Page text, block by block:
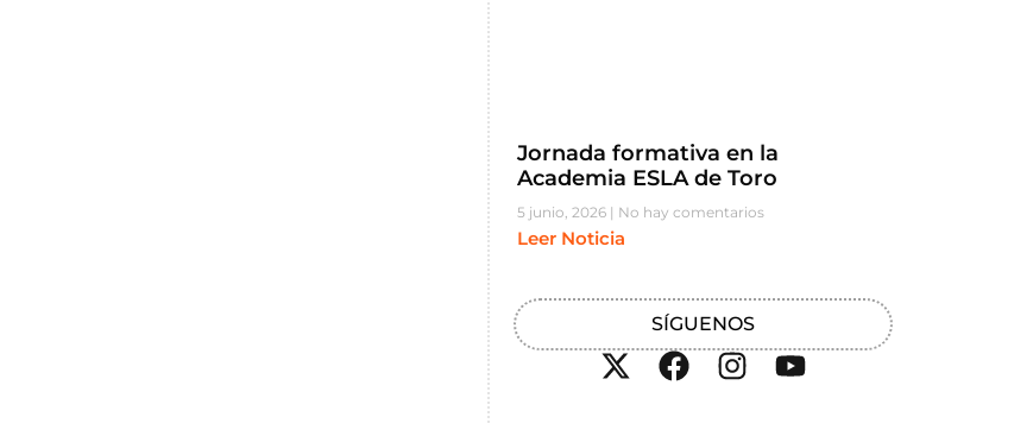
Jornada formativa en la
Academia ESLA de Toro
5 junio, 2026 No hay comentarios
Leer Noticia
SÍGUENOS